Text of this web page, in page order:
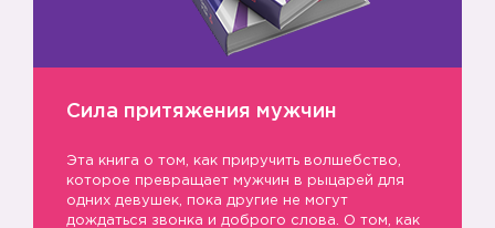
Сила притяжения мужчин
Эта книга о том, как приручить волшебство,
которое превращает мужчин в рыцарей для
одних девушек, пока другие не могут
дождаться звонка и доброго слова. О том, как